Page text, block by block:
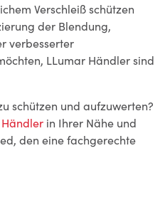
Verschleiß schützen
der Blendung,
verbesserter
LLumar Händler sind
schützen und aufzuwerten?
in Ihrer Nähe und
den eine fachgerechte